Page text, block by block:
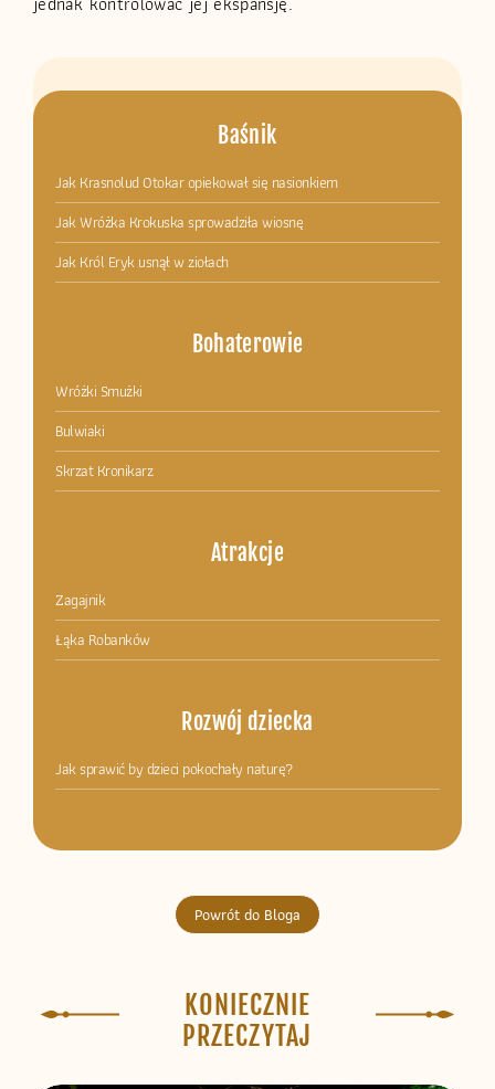
Baśnik
Jak Krasnolud Otokar opiekował się nasionkiem
Jak Wróżka Krokuska sprowadziła wiosnę
Jak Król Eryk usnął w ziołach
Bohaterowie
Wróżki Smużki
Bulwiaki
Skrzat Kronikarz
Atrakcje
Zagajnik
Łąka Robanków
Rozwój dziecka
Jak sprawić by dzieci pokochały naturę?
Powrót do Bloga
KONIECZNIE
PRZECZYTAJ